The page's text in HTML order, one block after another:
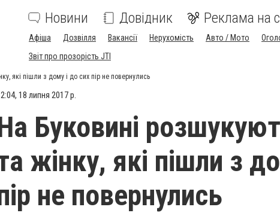
Новини Довідник Реклама на
Афіша Дозвілля Вакансії Нерухомість Авто / Мото
Звіт про прозорість JTI
які пішли з дому і до сих пір не повернулись
18 липня 2017 р.
Буковині
жінку, які пішли з
не повернулись